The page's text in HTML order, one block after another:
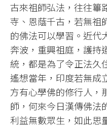
古來祖師弘法，往往篳
寺、恩蔭千古，若無祖
的佛法可以學習。近代
奔波，重興祖庭，護持
統，都是為了令正法久
遙想當年，印度若無成
方有心學佛的修行人，
師，何來今日漢傳佛法
利益無數眾生，如此思